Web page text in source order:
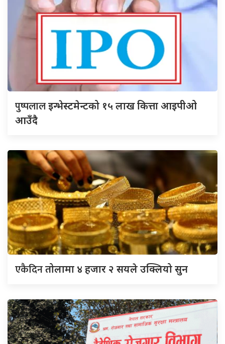
पुष्पलालइन्भेस्टमेन्टको १५ लाख कित्ता आइपीओ
आउँदै
एकैदिनतोलामा ४ हजार २ सयले उक्लियो सुन